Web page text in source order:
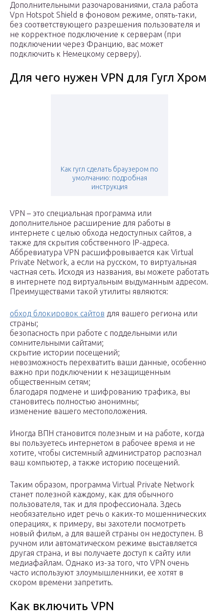
Дополнительными разочарованиями, стала работа
Vpn Hotspot Shield в фоновом режиме, опять-таки,
без соответствующего разрешения пользователя и
не корректное подключение к серверам (при
подключении через Францию, вас может
подключить к Немецкому серверу).
Для чего нужен VPN для Гугл Хром
Как гугл сделать браузером по
умолчанию: подробная
инструкция
VPN – это специальная программа или
дополнительное расширение для работы в
интернете с целью обхода недоступных сайтов, а
также для скрытия собственного IP-адреса.
Аббревиатура VPN расшифровывается как Virtual
Private Network, а если на русском, то виртуальная
частная сеть. Исходя из названия, вы можете работать
в интернете под виртуальным выдуманным адресом.
Преимуществами такой утилиты являются:
обход блокировок сайтов для вашего региона или
страны;
безопасность при работе с поддельными или
сомнительными сайтами;
скрытие истории посещений;
невозможность перехватить ваши данные, особенно
важно при подключении к незащищенным
общественным сетям;
благодаря подмене и шифрованию трафика, вы
становитесь полностью анонимны;
изменение вашего местоположения.
Иногда ВПН становится полезным и на работе, когда
вы пользуетесь интернетом в рабочее время и не
хотите, чтобы системный администратор распознал
ваш компьютер, а также историю посещений.
Таким образом, программа Virtual Private Network
станет полезной каждому, как для обычного
пользователя, так и для профессионала. Здесь
необязательно идет речь о каких-то мошеннических
операциях, к примеру, вы захотели посмотреть
новый фильм, а для вашей страны он недоступен. В
ручном или автоматическом режиме выставляется
другая страна, и вы получаете доступ к сайту или
медиафайлам. Однако из-за того, что VPN очень
часто используют злоумышленники, ее хотят в
скором времени запретить.
Как включить VPN